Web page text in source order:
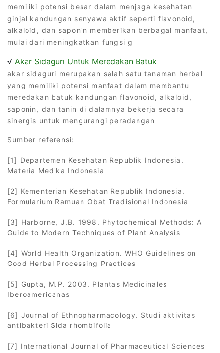
memiliki potensi besar dalam menjaga kesehatan
ginjal kandungan senyawa aktif seperti flavonoid,
alkaloid, dan saponin memberikan berbagai manfaat,
mulai dari meningkatkan fungsi g
√ Akar Sidaguri Untuk Meredakan Batuk
akar sidaguri merupakan salah satu tanaman herbal
yang memiliki potensi manfaat dalam membantu
meredakan batuk kandungan flavonoid, alkaloid,
saponin, dan tanin di dalamnya bekerja secara
sinergis untuk mengurangi peradangan
Sumber referensi:
[1] Departemen Kesehatan Republik Indonesia.
Materia Medika Indonesia
[2] Kementerian Kesehatan Republik Indonesia.
Formularium Ramuan Obat Tradisional Indonesia
[3] Harborne, J.B. 1998. Phytochemical Methods: A
Guide to Modern Techniques of Plant Analysis
[4] World Health Organization. WHO Guidelines on
Good Herbal Processing Practices
[5] Gupta, M.P. 2003. Plantas Medicinales
Iberoamericanas
[6] Journal of Ethnopharmacology. Studi aktivitas
antibakteri Sida rhombifolia
[7] International Journal of Pharmaceutical Sciences